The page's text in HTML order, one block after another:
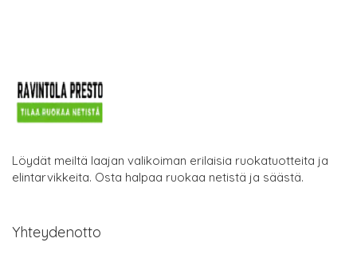
Löydät meiltä laajan valikoiman erilaisia ruokatuotteita ja
elintarvikkeita. Osta halpaa ruokaa netistä ja säästä.
Yhteydenotto